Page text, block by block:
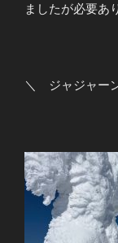
ましたが必要あ
＼ ジャジャー